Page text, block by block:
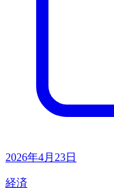
2026年4月23日
経済